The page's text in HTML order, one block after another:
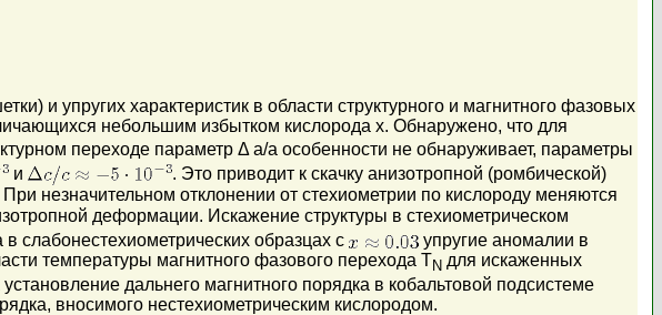
и упругих характеристик в области структурного и магнитного фазовых
небольшим избытком кислорода x. Обнаружено, что для
переходе параметр Δ a/a особенности не обнаруживает, параметры
и
. Это приводит к скачку анизотропной (ромбической)
незначительном отклонении от стехиометрии по кислороду меняются
деформации. Искажение структуры в стехиометрическом
в слабонестехиометрических образцах с
упругие аномалии в
температуры магнитного фазового перехода TN для искаженных
дальнего магнитного порядка в кобальтовой подсистеме
вносимого нестехиометрическим кислородом.